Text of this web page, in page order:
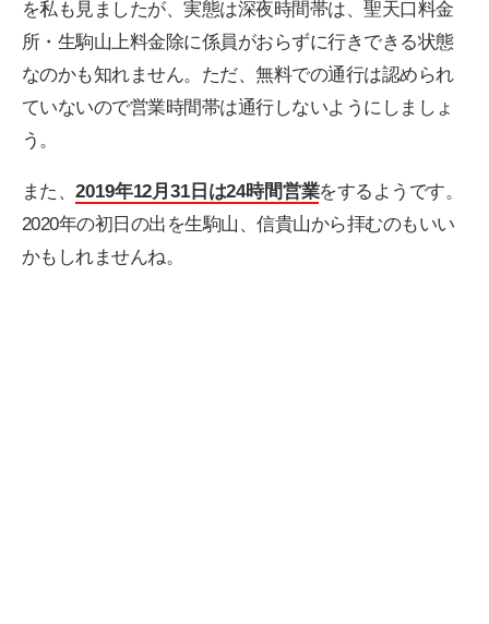
を私も見ましたが、実態は深夜時間帯は、聖天口料金
所・生駒山上料金除に係員がおらずに行きできる状態
なのかも知れません。ただ、無料での通行は認められ
ていないので営業時間帯は通行しないようにしましょ
う。
また、2019年12月31日は24時間営業をするようです。
2020年の初日の出を生駒山、信貴山から拝むのもいい
かもしれませんね。